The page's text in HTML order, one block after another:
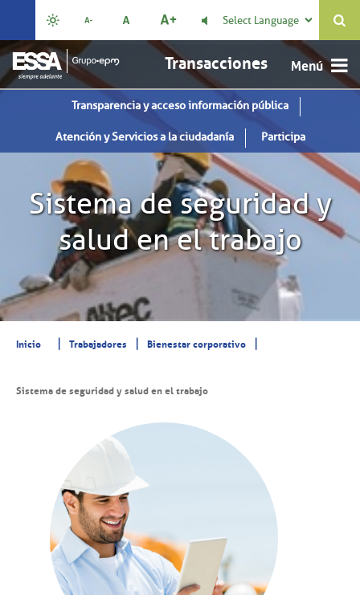
Select Language 
Transacciones
Transparencia y acceso información pública
Atención y Servicios a la ciudadanía Participa
Sistema de seguridad y
salud en el trabajo
Inicio | Trabajadores | Bienestar corporativo |
Sistema de seguridad y salud en el trabajo